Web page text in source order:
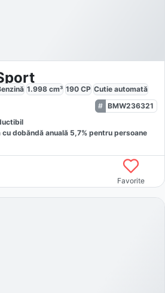
1.998 cm³ 190 CP Cutie automată
BMW236321
cu dobăndă anuală 5,7% pentru persoane
Favorite